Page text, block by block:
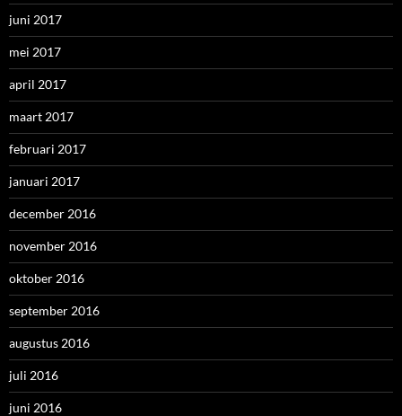
juni 2017
mei 2017
april 2017
maart 2017
februari 2017
januari 2017
december 2016
november 2016
oktober 2016
september 2016
augustus 2016
juli 2016
juni 2016